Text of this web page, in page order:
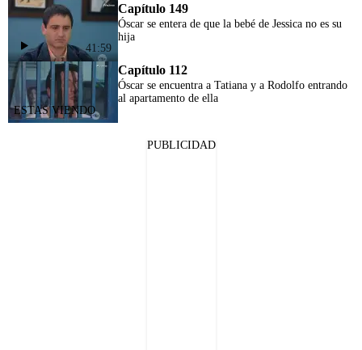
41:59
Capítulo 149
Óscar se entera de que la bebé de Jessica no es su
hija
Capítulo 112
Óscar se encuentra a Tatiana y a Rodolfo entrando
al apartamento de ella
PUBLICIDAD